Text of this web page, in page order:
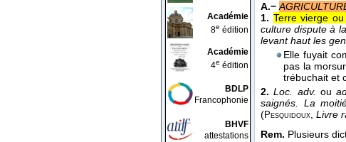
Académie
8e édition
Académie
4e édition
BDLP
Francophonie
BHVF
attestations
A.−
1. Terre vierge
culture dispute à
levant haut les
Elle fuyait
pas la
trébuchait et
2. Loc. adv. ou
saignés. La
(Pesquidoux, Livre
Rem. Plusieurs